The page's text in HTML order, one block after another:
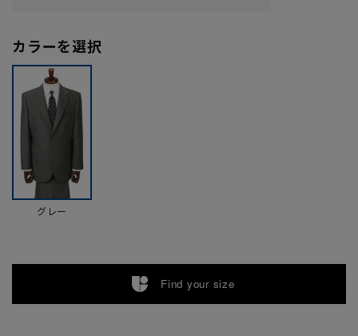
カラーを選択
グレー
Find your size